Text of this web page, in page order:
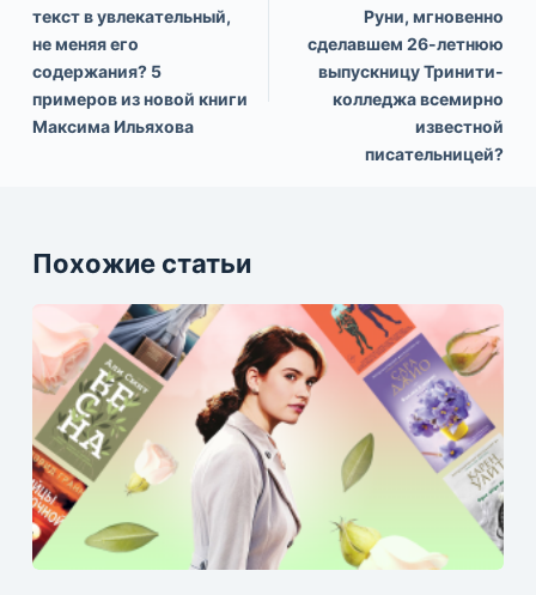
текст в увлекательный,
не меняя его
содержания? 5
примеров из новой книги
Максима Ильяхова
Руни, мгновенно
сделавшем 26-летнюю
выпускницу Тринити-
колледжа всемирно
известной
писательницей?
Похожие статьи